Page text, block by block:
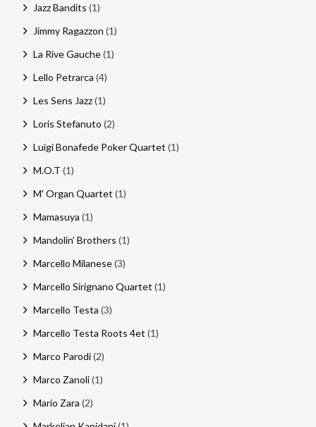
Jazz Bandits (1)
Jimmy Ragazzon (1)
La Rive Gauche(1)
Lello Petrarca (4)
Les Sens Jazz(1)
Loris Stefanuto (2)
Luigi Bonafede Poker Quartet (1)
M.O.T (1)
M' Organ Quartet (1)
Mamasuya (1)
Mandolin’ Brothers (1)
Marcello Milanese(3)
Marcello Sirignano Quartet (1)
Marcello Testa (3)
Marcello Testa Roots 4et (1)
Marco Parodi(2)
Marco Zanoli(1)
Mario Zara (2)